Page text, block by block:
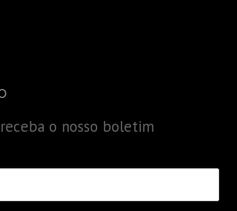
o nosso boletim